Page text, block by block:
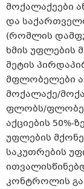
მოქალაქეები
და
(რომლის
ხმის უფლების
მეტის
მფლობელები
მოქალაქე/
ფლობს/ფლობენ
აქციების 50%-
უფლების მქონე
საკუთრების
კონტროლის